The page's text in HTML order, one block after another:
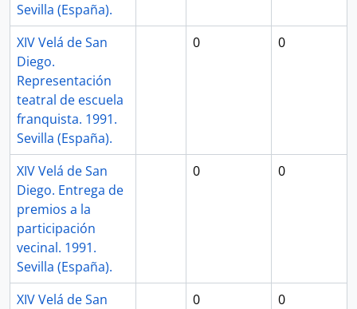
Sevilla (España).
XIV Velá de San
Diego.
Representación
teatral de escuela
franquista. 1991.
Sevilla (España).
0 0
XIV Velá de San
Diego. Entrega de
premios a la
participación
vecinal. 1991.
Sevilla (España).
0 0
XIV Velá de San
0 0